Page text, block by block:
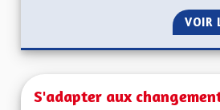
VOIR
S'adapter aux